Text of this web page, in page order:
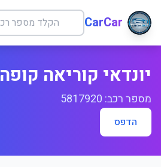
CarCar
יונדאי קוריאה קופה XF0002
מספר רכב: 5817920
הדפס